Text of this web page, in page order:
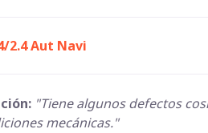
2.4 Aut Navi
"Tiene algunos defectos
mecánicas."